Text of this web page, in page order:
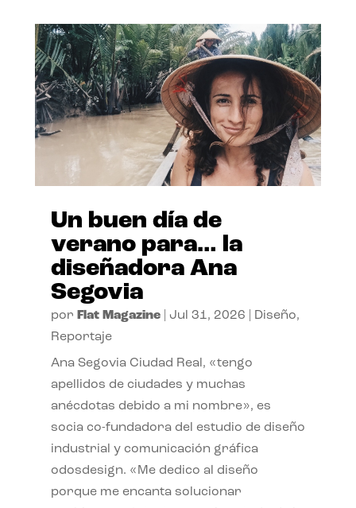
Un buen día de
verano para… la
diseñadora Ana
Segovia
por Flat Magazine| Jul 31, 2026 Diseño,
Reportaje
Ana Segovia Ciudad Real, «tengo
apellidos de ciudades y muchas
anécdotas debido a mi nombre», es
socia co-fundadora del estudio de diseño
industrial y comunicación gráfica
odosdesign. «Me dedico al diseño
porque me encanta solucionar